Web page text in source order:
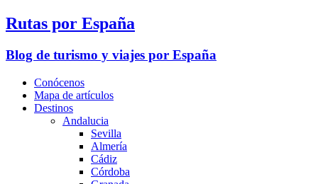
Rutas por España
Blog de turismo y viajes por España
Conócenos
Mapa de artículos
Destinos
Andalucia
Sevilla
Almería
Cádiz
Córdoba